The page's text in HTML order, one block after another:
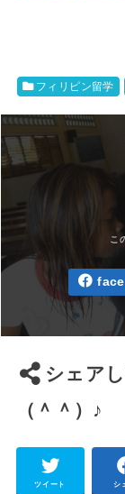
フィリピン留学
シェア
（＾＾）♪
ツイート シ